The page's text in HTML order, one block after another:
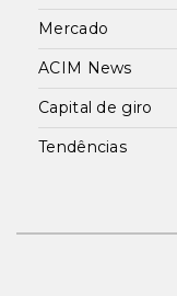
Mercado
ACIM News
Capital de giro
Tendências